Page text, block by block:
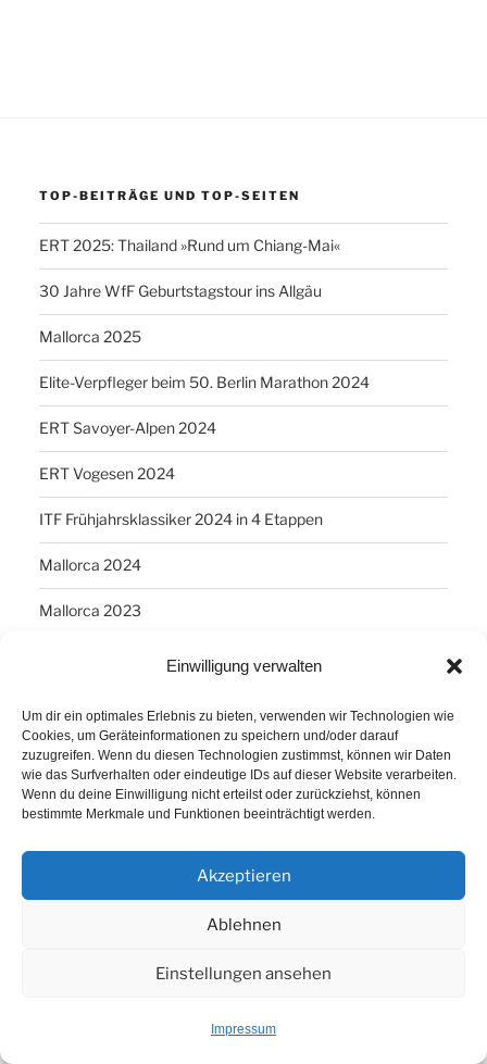
Einwilligung verwalten
Um dir ein optimales Erlebnis zu bieten, verwenden wir Technologien wie
Cookies, um Geräteinformationen zu speichern und/oder darauf
zuzugreifen. Wenn du diesen Technologien zustimmst, können wir Daten
wie das Surfverhalten oder eindeutige IDs auf dieser Website verarbeiten.
Wenn du deine Einwilligung nicht erteilst oder zurückziehst, können
bestimmte Merkmale und Funktionen beeinträchtigt werden.
Akzeptieren
Ablehnen
Einstellungen ansehen
Impressum
TOP-BEITRÄGE UND TOP-SEITEN
ERT 2025: Thailand »Rund um Chiang-Mai«
30 Jahre WfF Geburtstagstour ins Allgäu
Mallorca 2025
Elite-Verpfleger beim 50. Berlin Marathon 2024
ERT Savoyer-Alpen 2024
ERT Vogesen 2024
ITF Frühjahrsklassiker 2024 in 4 Etappen
Mallorca 2024
Mallorca 2023
ERT Andalusien 2023 - Tag 7 - Campillos -> Málaga
SCHLAGWÖRTER
Arber Daum Ergo 8i ErgoPlanet Frühsport
Havanna Kuba Laufen Los Angeles
Tiri
Proudly powered by WordPress